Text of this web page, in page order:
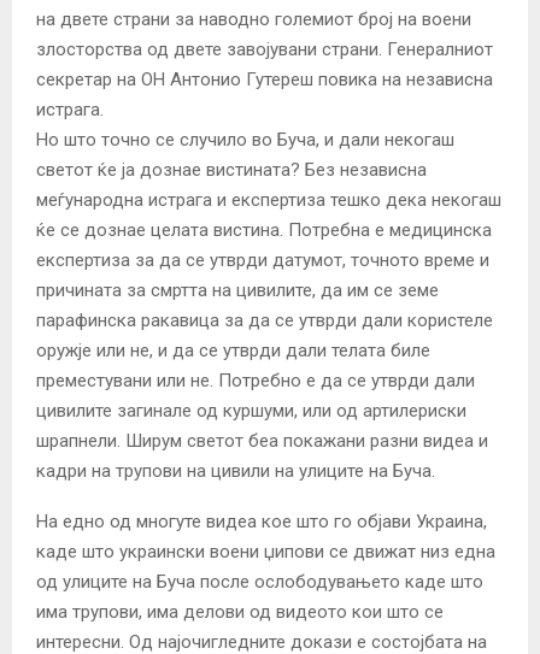
на двете страни за наводно големиот број на воени
злосторства од двете завојувани страни. Генералниот
секретар на ОН Антонио Гутереш повика на независна
истрага.
Но што точно се случило во Буча, и дали некогаш
светот ќе ја дознае вистината? Без независна
меѓународна истрага и експертиза тешко дека некогаш
ќе се дознае целата вистина. Потребна е медицинска
експертиза за да се утврди датумот, точното време и
причината за смртта на цивилите, да им се земе
парафинска ракавица за да се утврди дали користеле
оружје или не, и да се утврди дали телата биле
преместувани или не. Потребно е да се утврди дали
цивилите загинале од куршуми, или од артилериски
шрапнели. Ширум светот беа покажани разни видеа и
кадри на трупови на цивили на улиците на Буча.
На едно од многуте видеа кое што го објави Украина,
каде што украински воени џипови се движат низ една
од улиците на Буча после ослободувањето каде што
има трупови, има делови од видеото кои што се
интересни. Од најочигледните докази е состојбата на